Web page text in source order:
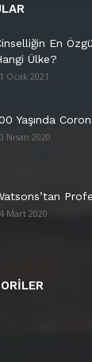
En
Ülke?
Ocak 2021
Yaşında
Nisan 2020
Mart 2020